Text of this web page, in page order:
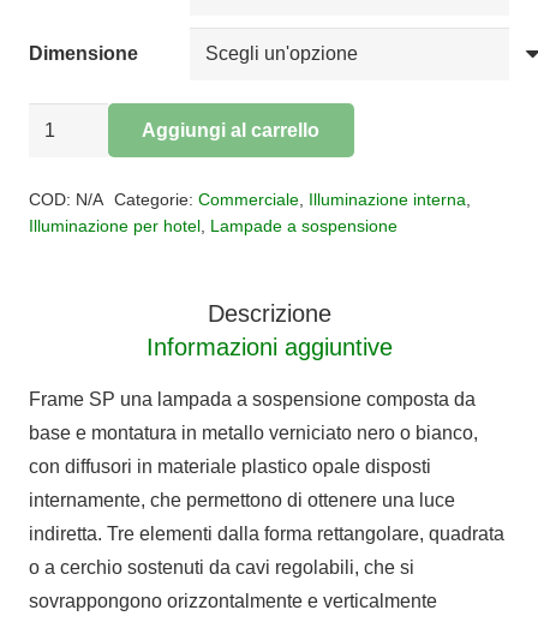
Dimensione
Sospensione
quantità
Aggiungi al carrello
COD: N/A Categorie: Commerciale, Illuminazione interna
Illuminazione per hotel Lampade a sospensione
Descrizione
Informazioni aggiuntive
Frame SP una lampada a sospensione composta da
base e montatura in metallo verniciato nero o bianco,
con diffusori in materiale plastico opale disposti
internamente, che permettono di ottenere una luce
indiretta. Tre elementi dalla forma rettangolare, quadrata
o a cerchio sostenuti da cavi regolabili, che si
sovrappongono orizzontalmente e verticalmente